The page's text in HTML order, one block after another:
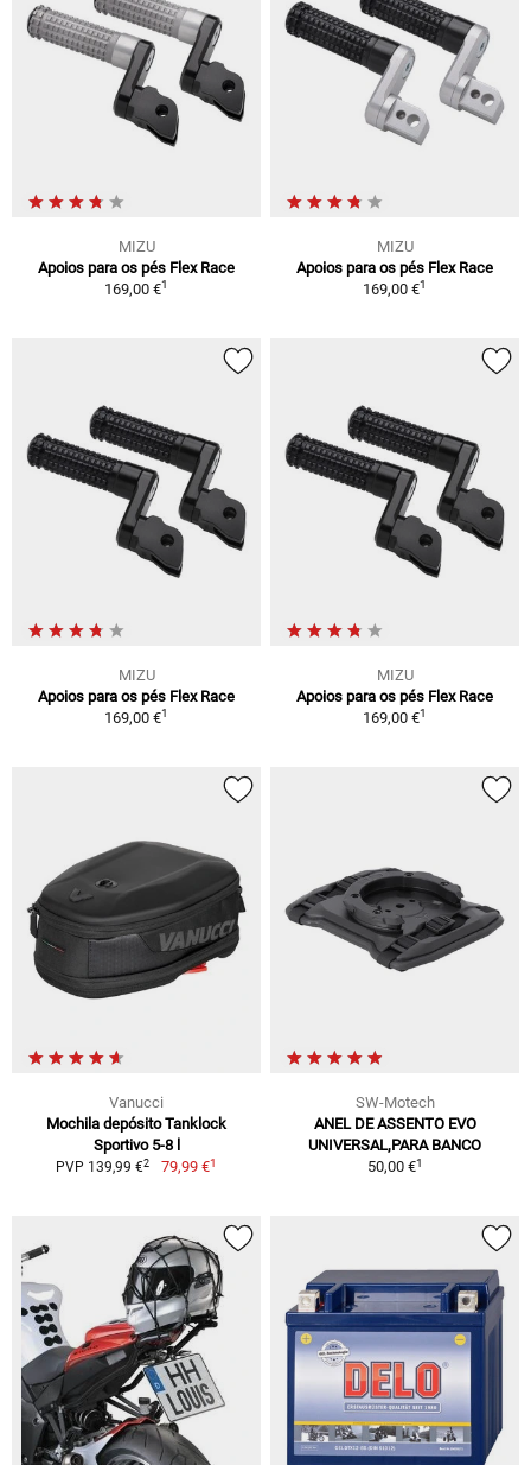
MIZU
Apoios para os pés Flex Race
169,00 €1
MIZU
Apoios para os pés Flex Race
169,00 €1
MIZU
Apoios para os pés Flex Race
169,00 €1
MIZU
Apoios para os pés Flex Race
169,00 €1
Vanucci
Mochila depósito Tanklock
Sportivo 5-8 l
PVP 139,99 €2 79,99 €1
SW-Motech
ANEL DE ASSENTO EVO
UNIVERSAL,PARA BANCO
50,00 €1